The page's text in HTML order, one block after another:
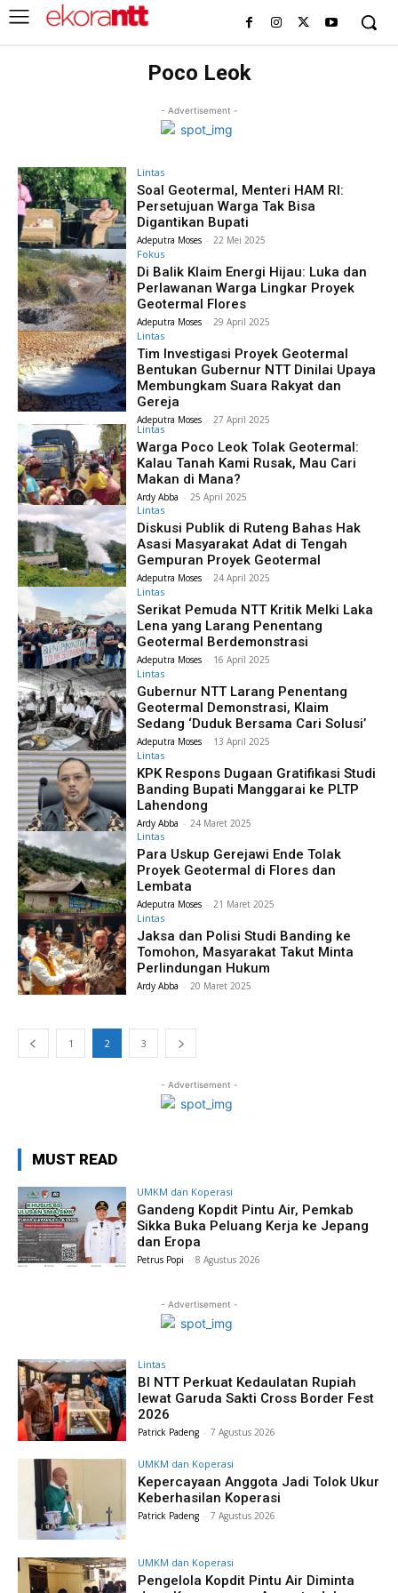
Poco Leok
- Advertisement -
Lintas
Soal Geotermal, Menteri HAM RI:
Persetujuan Warga Tak Bisa
Digantikan Bupati
Adeputra Moses - 22 Mei 2025
Fokus
Di Balik Klaim Energi Hijau: Luka dan
Perlawanan Warga Lingkar Proyek
Geotermal Flores
Adeputra Moses - 29 April 2025
Lintas
Tim Investigasi Proyek Geotermal
Bentukan Gubernur NTT Dinilai Upaya
Membungkam Suara Rakyat dan
Gereja
Adeputra Moses - 27 April 2025
Lintas
Warga Poco Leok Tolak Geotermal:
Kalau Tanah Kami Rusak, Mau Cari
Makan di Mana?
Ardy Abba - 25 April 2025
Lintas
Diskusi Publik di Ruteng Bahas Hak
Asasi Masyarakat Adat di Tengah
Gempuran Proyek Geotermal
Adeputra Moses - 24 April 2025
Lintas
Serikat Pemuda NTT Kritik Melki Laka
Lena yang Larang Penentang
Geotermal Berdemonstrasi
Adeputra Moses - 16 April 2025
Lintas
Gubernur NTT Larang Penentang
Geotermal Demonstrasi, Klaim
Sedang ‘Duduk Bersama Cari Solusi’
Adeputra Moses - 13 April 2025
Lintas
KPK Respons Dugaan Gratifikasi Studi
Banding Bupati Manggarai ke PLTP
Lahendong
Ardy Abba - 24 Maret 2025
Lintas
Para Uskup Gerejawi Ende Tolak
Proyek Geotermal di Flores dan
Lembata
Adeputra Moses - 21 Maret 2025
Lintas
Jaksa dan Polisi Studi Banding ke
Tomohon, Masyarakat Takut Minta
Perlindungan Hukum
Ardy Abba - 20 Maret 2025
1 2 3
- Advertisement -
MUST READ
UMKM dan Koperasi
Gandeng Kopdit Pintu Air, Pemkab
Sikka Buka Peluang Kerja ke Jepang
dan Eropa
Petrus Popi - 8 Agustus 2026
- Advertisement -
Lintas
BI NTT Perkuat Kedaulatan Rupiah
lewat Garuda Sakti Cross Border Fest
2026
Patrick Padeng - 7 Agustus 2026
UMKM dan Koperasi
Kepercayaan Anggota Jadi Tolok Ukur
Keberhasilan Koperasi
Patrick Padeng - 7 Agustus 2026
UMKM dan Koperasi
Pengelola Kopdit Pintu Air Diminta